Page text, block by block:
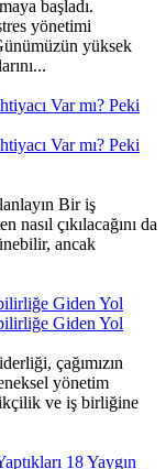
başladı.
yönetimi
yüksek
Var mı? Peki
Var mı? Peki
Bir iş
nasıl çıkılacağını da
ancak
Giden Yol
Giden Yol
çağımızın
yönetim
ve iş birliğine
18 Yaygın